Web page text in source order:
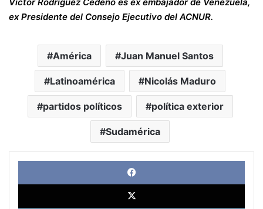
ex Presidente del Consejo Ejecutivo del ACNUR.
América Juan Manuel Santos
Latinoamérica Nicolás Maduro
partidos políticos política exterior
Sudamérica
X